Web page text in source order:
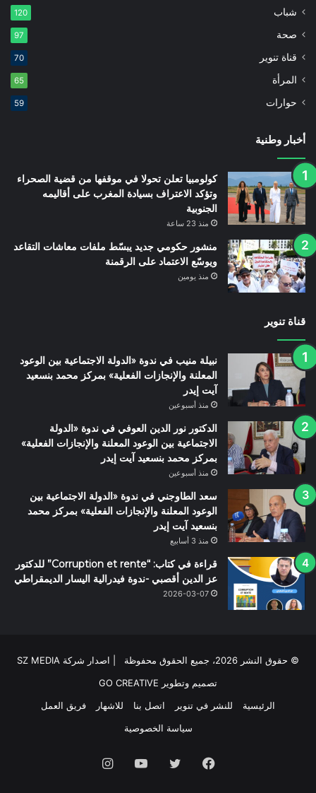
شباب 120
صحة 97
قناة تنوير 70
المرأة 65
حوارات 59
أخبار وطنية
كولومبيا تعلن تحولا في موقفها من قضية الصحراء
وتؤكد الاعتراف بسيادة المغرب على أقاليمه
الجنوبية
منذ 23 ساعة
منشور حكومي جديد يبسّط ملفات معاشات التقاعد
ويوسّع الاعتماد على الرقمنة
منذ يومين
قناة تنوير
نبيلة منيب في ندوة «الدولة الاجتماعية بين الوعود
المعلنة والإنجازات الفعلية» بمركز محمد بنسعيد
آيت إيدر
منذ أسبوعين
الدكتور نور الدين العوفي في ندوة «الدولة
الاجتماعية بين الوعود المعلنة والإنجازات الفعلية»
بمركز محمد بنسعيد آيت إيدر
منذ أسبوعين
سعد الطاوجني في ندوة «الدولة الاجتماعية بين
الوعود المعلنة والإنجازات الفعلية» بمركز محمد
بنسعيد آيت إيدر
منذ 3 أسابيع
قراءة في كتاب: “Corruption et rente” للدكتور
عز الدين أقصبي -ندوة فيدرالية اليسار الديمقراطي
2026-03-07
© حقوق النشر 2026، جميع الحقوق محفوظة | اصدار شركة SZ MEDIA
تصميم وتطوير GO CREATIVE
الرئيسية
للنشر في تنوير اتصل بنا للاشهار
فريق العمل
سياسة الخصوصية
فيسبوك تويتر يوتيوب